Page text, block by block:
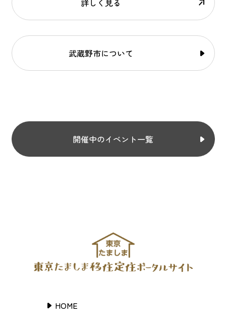
武蔵野市について
開催中のイベント一覧
HOME